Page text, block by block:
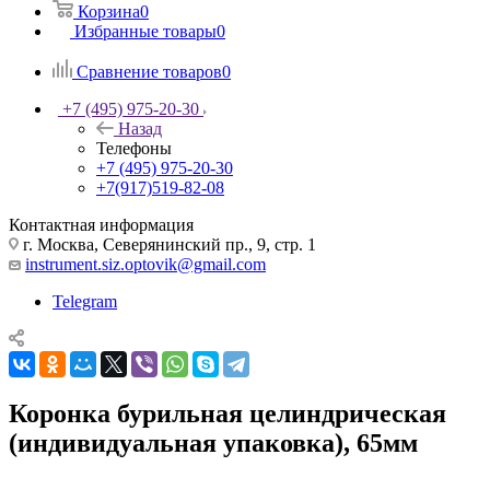
Корзина0
Избранные товары0
Сравнение товаров0
+7 (495) 975-20-30
Назад
Телефоны
+7 (495) 975-20-30
+7(917)519-82-08
Контактная информация
г. Москва, Северянинский пр., 9, стр. 1
instrument.siz.optovik@gmail.com
Telegram
Коронка бурильная целиндрическая
(индивидуальная упаковка), 65мм